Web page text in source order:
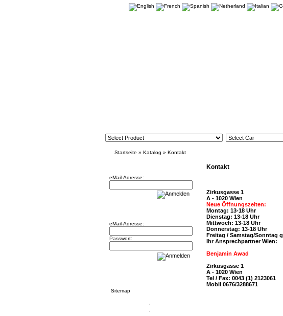
Startseite » Katalog » Kontakt
eMail-Adresse:
eMail-Adresse:
Passwort:
Sitemap
Kontakt
Zirkusgasse 1
A - 1020 Wien
Neue Öffnungszeiten:
Montag: 13-18 Uhr
Dienstag: 13-18 Uhr
Mittwoch: 13-18 Uhr
Donnerstag: 13-18 Uhr
Freitag / Samstag/Sonntag
Ihr Ansprechpartner Wien:
Benjamin Awad
Zirkusgasse 1
A - 1020 Wien
Tel / Fax: 0043 (1) 2123061
Mobil 0676/3288671